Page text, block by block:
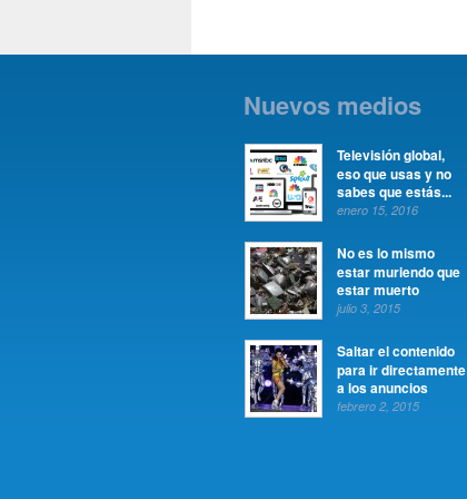
Nuevos medios
Televisión global,
eso que usas y no
sabes que estás...
enero 15, 2016
No es lo mismo
estar muriendo que
estar muerto
julio 3, 2015
Saltar el contenido
para ir directamente
a los anuncios
febrero 2, 2015